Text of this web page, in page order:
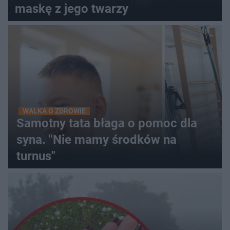
maskę z jego twarzy
WALKA O ZDROWIE
Samotny tata błaga o pomoc dla
syna. "Nie mamy środków na
turnus"